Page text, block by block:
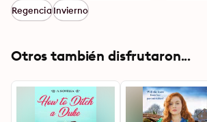
amid preparations for the annual
cost Serenity her new life—and the
RegenciaInvierno
Otros también disfrutaron...